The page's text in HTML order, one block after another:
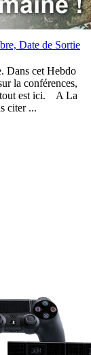
Date de Sortie
Dans cet Hebdo
la conférences,
tout est ici. A La
citer ...